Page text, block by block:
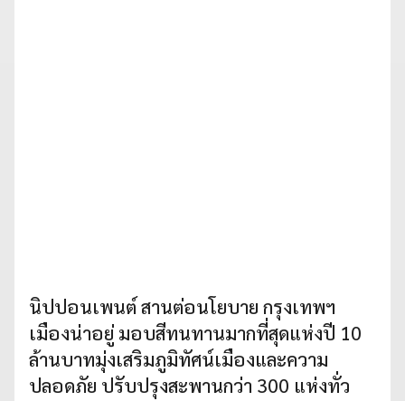
นิปปอนเพนต์ สานต่อนโยบาย กรุงเทพฯ
เมืองน่าอยู่ มอบสีทนทานมากที่สุดแห่งปี 10
ล้านบาทมุ่งเสริมภูมิทัศน์เมืองและความ
ปลอดภัย ปรับปรุงสะพานกว่า 300 แห่งทั่ว